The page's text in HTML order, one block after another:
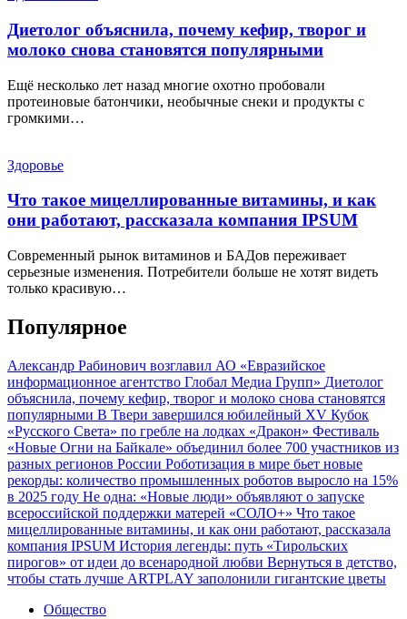
Диетолог объяснила, почему кефир, творог и
молоко снова становятся популярными
Ещё несколько лет назад многие охотно пробовали
протеиновые батончики, необычные снеки и продукты с
громкими…
Здоровье
Что такое мицеллированные витамины, и как
они работают, рассказала компания IPSUM
Современный рынок витаминов и БАДов переживает
серьезные изменения. Потребители больше не хотят видеть
только красивую…
Популярное
Александр Рабинович возглавил АО «Евразийское
информационное агентство Глобал Медиа Групп» Диетолог
объяснила, почему кефир, творог и молоко снова становятся
популярными В Твери завершился юбилейный XV Кубок
«Русского Света» по гребле на лодках «Дракон» Фестиваль
«Новые Огни на Байкале» объединил более 700 участников из
разных регионов России Роботизация в мире бьет новые
рекорды: количество промышленных роботов выросло на 15%
в 2025 году Не одна: «Новые люди» объявляют о запуске
всероссийской поддержки матерей «СОЛО+» Что такое
мицеллированные витамины, и как они работают, рассказала
компания IPSUM История легенды: путь «Тирольских
пирогов» от идеи до всенародной любви Вернуться в детство,
чтобы стать лучше ARTPLAY заполонили гигантские цветы
Общество